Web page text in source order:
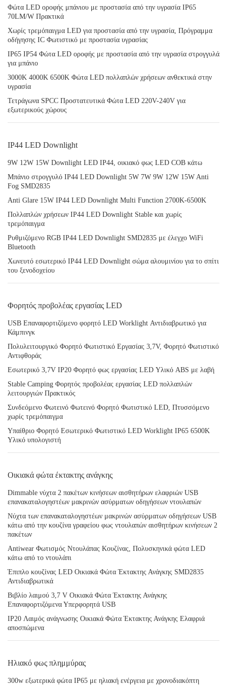
Φώτα LED οροφής μπάνιου με προστασία από την υγρασία IP65
70LM/W Πρακτικά
Χωρίς τρεμόπαιγμα LED για προστασία από την υγρασία, Πρόγραμμα
οδήγησης IC Φωτιστικό με προστασία υγρασίας
IP65 IP54 Φώτα LED οροφής με προστασία από την υγρασία στρογγυλά
για μπάνιο
3000K 4000K 6500K Φώτα LED πολλαπλών χρήσεων ανθεκτικά στην
υγρασία
Τετράγωνα SPCC Προστατευτικά Φώτα LED 220V-240V για
εξωτερικούς χώρους
IP44 LED Downlight
9W 12W 15W Downlight LED IP44, οικιακό φως LED COB κάτω
Μπάνιο στρογγυλό IP44 LED Downlight 5W 7W 9W 12W 15W Anti
Fog SMD2835
Anti Glare 15W IP44 LED Downlight Multi Function 2700K-6500K
Πολλαπλών χρήσεων IP44 LED Downlight Stable και χωρίς
τρεμόπαιγμα
Ρυθμιζόμενο RGB IP44 LED Downlight SMD2835 με έλεγχο WiFi
Bluetooth
Χωνευτό εσωτερικό IP44 LED Downlight σώμα αλουμινίου για το σπίτι
του ξενοδοχείου
Φορητός προβολέας εργασίας LED
USB Επαναφορτιζόμενο φορητό LED Worklight Αντιδιαβρωτικό για
Κάμπινγκ
Πολυλειτουργικό Φορητό Φωτιστικό Εργασίας 3,7V, Φορητό Φωτιστικό
Αντιφθοράς
Εσωτερικό 3,7V IP20 Φορητό φως εργασίας LED Υλικό ABS με λαβή
Stable Camping Φορητός προβολέας εργασίας LED πολλαπλών
λειτουργιών Πρακτικός
Συνδεόμενο Φωτεινό Φωτεινό Φορητό Φωτιστικό LED, Πτυσσόμενο
χωρίς τρεμόπαιγμα
Υπαίθριο Φορητό Εσωτερικό Φωτιστικό LED Worklight IP65 6500K
Υλικό υπολογιστή
Οικιακά φώτα έκτακτης ανάγκης
Dimmable νύχτα 2 πακέτων κινήσεων αισθητήρων ελαφριών USB
επανακαταλογηστέων μακρινών ασύρματων οδηγήσεων ντουλαπών
Νύχτα των επανακαταλογηστέων μακρινών ασύρματων οδηγήσεων USB
κάτω από την κουζίνα γραφείου φως ντουλαπών αισθητήρων κινήσεων 2
πακέτων
Antiwear Φωτισμός Ντουλάπας Κουζίνας, Πολυσκηνικά φώτα LED
κάτω από το ντουλάπι
Έπιπλο κουζίνας LED Οικιακά Φώτα Έκτακτης Ανάγκης SMD2835
Αντιδιαβρωτικά
Βιβλίο λαιμού 3,7 V Οικιακά Φώτα Έκτακτης Ανάγκης
Επαναφορτιζόμενα Υπερφορητά USB
IP20 Λαιμός ανάγνωσης Οικιακά Φώτα Έκτακτης Ανάγκης Ελαφριά
αποσπώμενα
Ηλιακό φως πλημμύρας
300w εξωτερικά φώτα IP65 με ηλιακή ενέργεια με χρονοδιακόπτη